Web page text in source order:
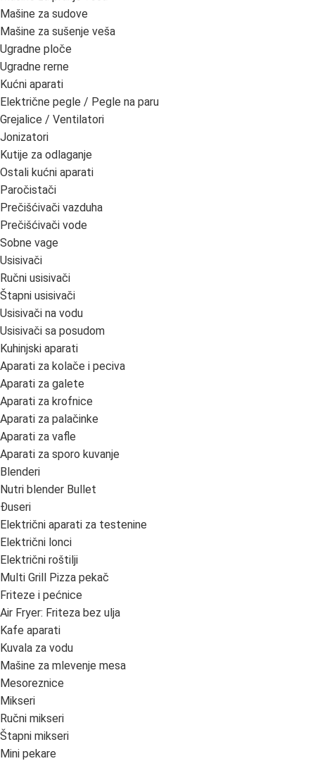
Mašine za sudove
Mašine za sušenje veša
Ugradne ploče
Ugradne rerne
Kućni aparati
Električne pegle / Pegle na paru
Grejalice / Ventilatori
Jonizatori
Kutije za odlaganje
Ostali kućni aparati
Paročistači
Prečišćivači vazduha
Prečišćivači vode
Sobne vage
Usisivači
Ručni usisivači
Štapni usisivači
Usisivači na vodu
Usisivači sa posudom
Kuhinjski aparati
Aparati za kolače i peciva
Aparati za galete
Aparati za krofnice
Aparati za palačinke
Aparati za vafle
Aparati za sporo kuvanje
Blenderi
Nutri blender Bullet
Đuseri
Električni aparati za testenine
Električni lonci
Električni roštilji
Multi Grill Pizza pekač
Friteze i pećnice
Air Fryer: Friteza bez ulja
Kafe aparati
Kuvala za vodu
Mašine za mlevenje mesa
Mesoreznice
Mikseri
Ručni mikseri
Štapni mikseri
Mini pekare